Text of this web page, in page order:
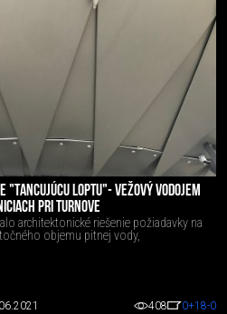
"TANCUJÚCU LOPTU"- VEŽOVÝ VODOJEM
PRI TURNOVE
architektonické riešenie požiadavky na
objemu pitnej vody,
408 0+18-0